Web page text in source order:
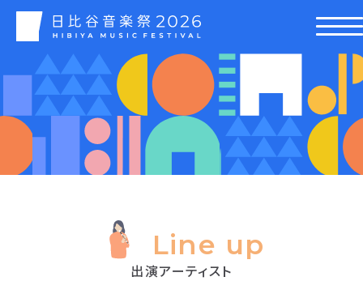
Line up
出演アーティスト